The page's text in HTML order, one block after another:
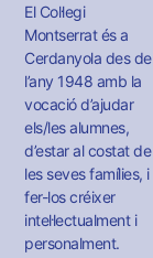
El Col·legi
Montserrat és a
Cerdanyola des de
l’any 1948 amb la
vocació d’ajudar
els/les alumnes,
d’estar al costat de
les seves famílies, i
fer-los créixer
intel·lectualment i
personalment.